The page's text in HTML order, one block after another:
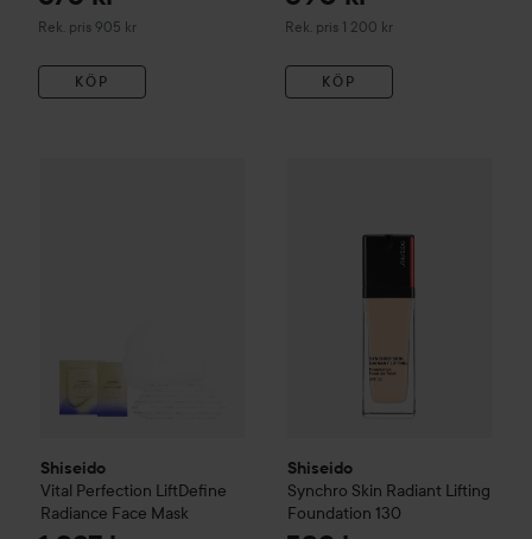
Rek. pris 905 kr
Rekommenderat pris 905 kr
KÖP
Rek. pris 1 200 kr
Rekommenderat pris 1 200 kr
KÖP
Shiseido
Vital Perfection LiftDefine
Radiance Face Mask
Shiseido
Synchro Skin Radiant Lifting
Foundation 130